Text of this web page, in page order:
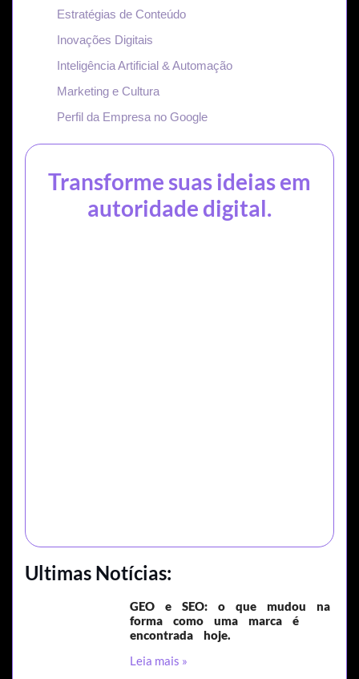
Estratégias de Conteúdo
Inovações Digitais
Inteligência Artificial & Automação
Marketing e Cultura
Perfil da Empresa no Google
Transforme suas ideias em
autoridade digital.
Ultimas Notícias:
GEO e SEO: o que mudou na
forma como uma marca é
encontrada hoje.
Leia mais »